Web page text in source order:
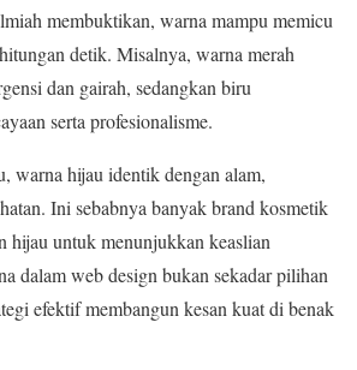
membuktikan, warna mampu memicu
detik. Misalnya, warna merah
dan gairah, sedangkan biru
serta profesionalisme.
warna hijau identik dengan alam,
Ini sebabnya banyak brand kosmetik
hijau untuk menunjukkan keaslian
dalam web design bukan sekadar pilihan
efektif membangun kesan kuat di benak